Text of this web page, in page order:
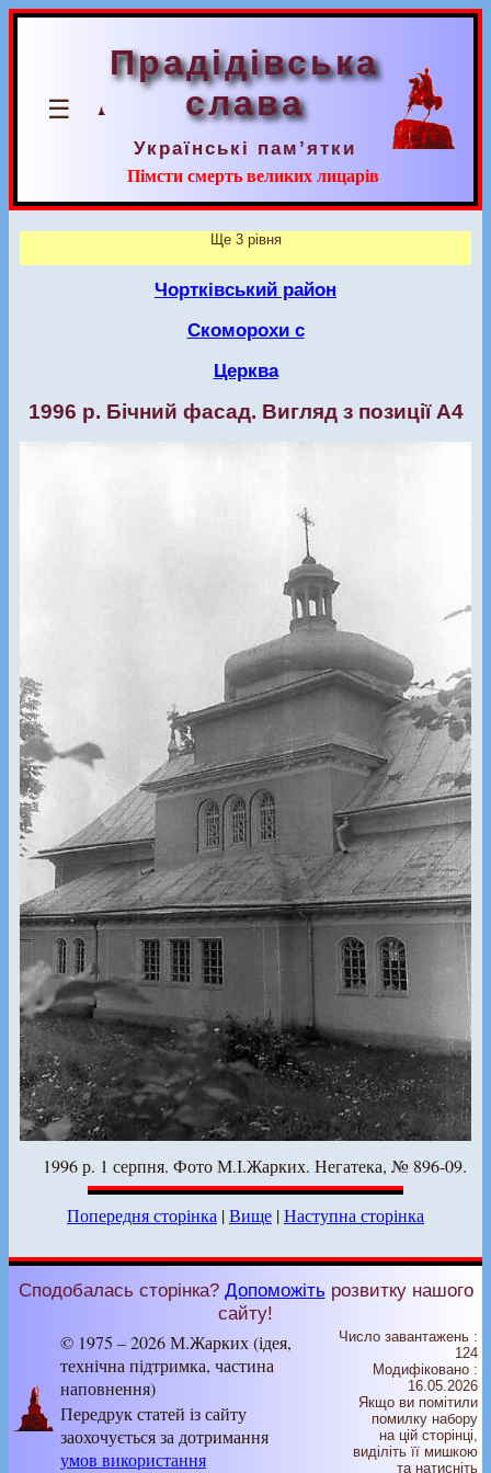
☰
Прадідівська
слава
Українські пам’ятки
Пімсти смерть великих лицарів
Ще 3 рівня
Чортківський район
Скоморохи с
Церква
1996 р. Бічний фасад. Вигляд з позиції А4
1996 р. 1 серпня. Фото М.І.Жарких. Негатека, № 896-09.
Попередня сторінка |Вище |Наступна сторінка
Сподобалась сторінка? Допоможітьрозвитку нашого
сайту!
© 1975 – 2026 М.Жарких (ідея,
технічна підтримка, частина
наповнення)
Передрук статей із сайту
заохочується за дотримання
умов використання
Число завантажень :
124
Модифіковано :
16.05.2026
Якщо ви помітили
помилку набору
на цiй сторiнцi,
видiлiть її мишкою
та натисніть